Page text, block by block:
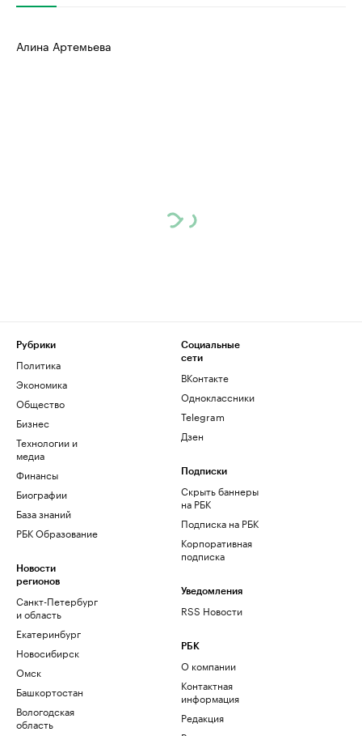
Алина Артемьева
Рубрики
Политика
Экономика
Общество
Бизнес
Технологии и
медиа
Финансы
Биографии
База знаний
РБК Образование
Новости
регионов
Санкт-Петербург
и область
Екатеринбург
Новосибирск
Омск
Башкортостан
Вологодская
область
Социальные
сети
ВКонтакте
Одноклассники
Telegram
Дзен
Подписки
Скрыть баннеры
на РБК
Подписка на РБК
Корпоративная
подписка
Уведомления
RSS Новости
РБК
О компании
Контактная
информация
Редакция